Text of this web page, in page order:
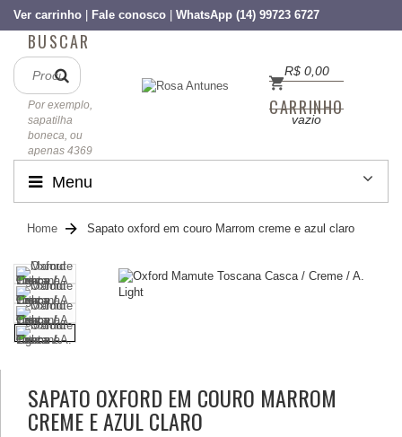
Ver carrinho Fale conosco WhatsApp (14) 99723 6727
BUSCAR
Por exemplo,
sapatilha
boneca, ou
apenas 4369
R$ 0,00
CARRINHO
vazio
Menu
Home Sapato oxford em couro Marrom creme e azul claro
SAPATO OXFORD EM COURO MARROM
CREME E AZUL CLARO